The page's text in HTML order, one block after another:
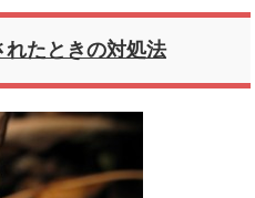
たときの対処法